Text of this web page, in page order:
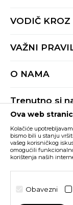
Provjeri status
Radno vrijeme 9-
VODIČ
Načini isporuke
Reklamacije
VAŽNI
Pravila
O NAMA
BUZZ Shopovi
Postani dio
Trenutno si
Buzz Crna
Nastojimo da budemo
cijena, ali ne
grešaka. Svi artikli
su dostupni u svakom
©2026
Ova web
Kolačiće
bismo bili u stanju
vašeg korisničkog
omogućili
korištenja naših
Obavezni